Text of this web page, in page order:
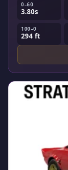
0–60
3.80s
100–0
294 ft